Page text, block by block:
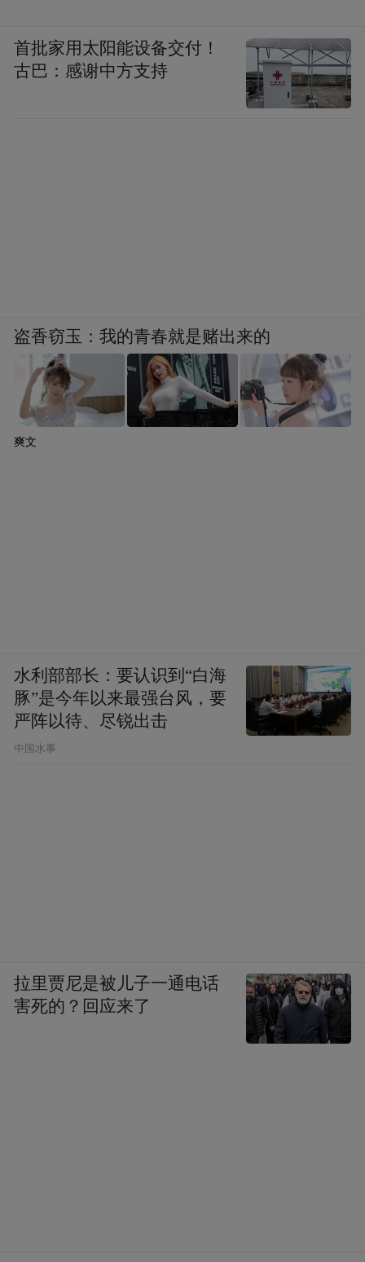
首批家用太阳能设备交付！
古巴：感谢中方支持
盗香窃玉：我的青春就是赌出来的
爽文
水利部部长：要认识到“白海
豚”是今年以来最强台风，要
严阵以待、尽锐出击
中国水事
拉里贾尼是被儿子一通电话
害死的？回应来了